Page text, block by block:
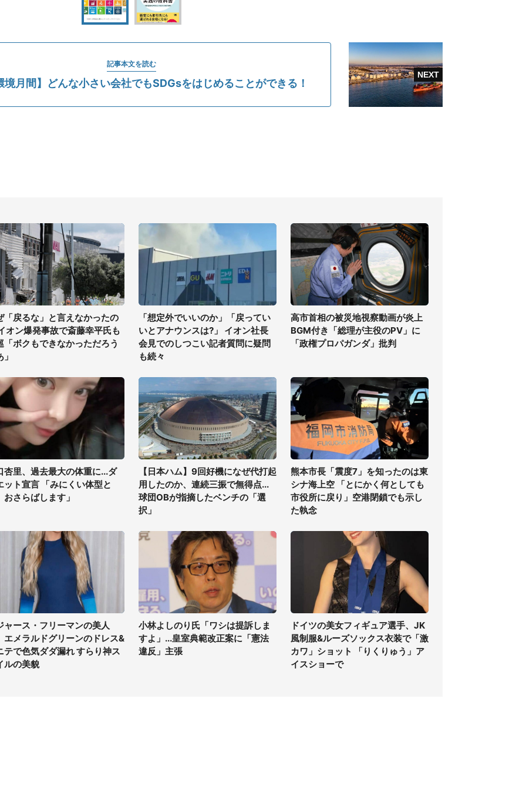
記事本文を読む
月間】どんな小さい会社でもSDGsをはじめることができる！
「戻るな」と言えなかったの
オン爆発事故で斎藤幸平氏も
「ボクもできなかっただろう
「想定外でいいのか」「戻ってい
いとアナウンスは?」 イオン社長
会見でのしつこい記者質問に疑問
も続々
高市首相の被災地視察動画が炎上
BGM付き「総理が主役のPV」に
「政権プロパガンダ」批判
杏里、過去最大の体重に...ダ
ット宣言 「みにくい体型と
おさらばします」
【日本ハム】9回好機になぜ代打起
用したのか、連続三振で無得点...
球団OBが指摘したベンチの「選
択」
熊本市長「震度7」を知ったのは東
シナ海上空 「とにかく何としても
市役所に戻り」空港閉鎖でも示し
た執念
ャース・フリーマンの美人
エメラルドグリーンのドレス&
テで色気ダダ漏れ すらり神ス
ルの美貌
小林よしのり氏「ワシは提訴しま
すよ」...皇室典範改正案に「憲法
違反」主張
ドイツの美女フィギュア選手、JK
風制服&ルーズソックス衣装で「激
カワ」ショット 「りくりゅう」ア
イスショーで